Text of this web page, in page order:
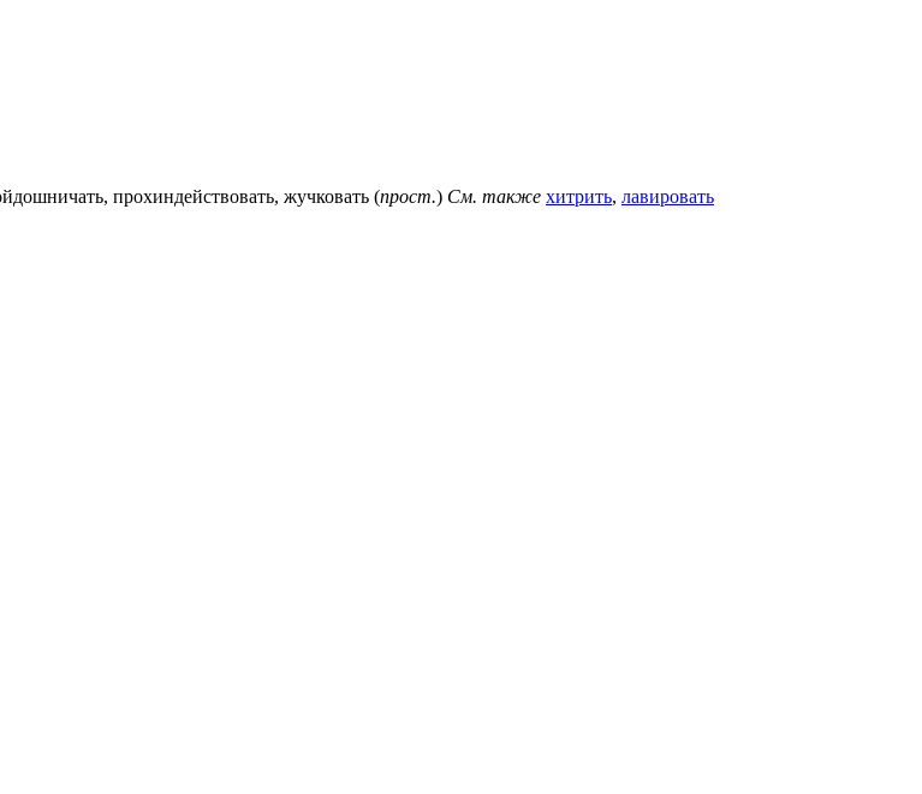
прохиндействовать, жучковать (прост.) См. также хитрить, лавировать